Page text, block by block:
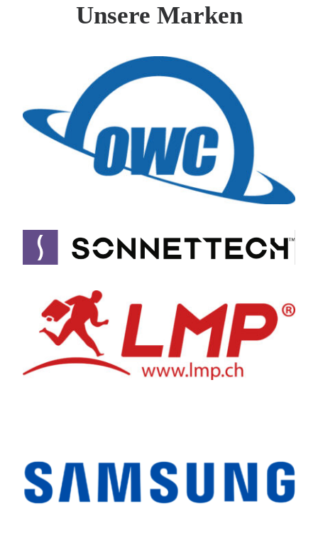
Unsere Marken